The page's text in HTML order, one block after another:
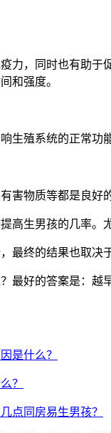
，同时也有助于
和强度。
殖系统的正常功
物质等都是良好
生男孩的几率。
终的结果也取决
好的答案是：越
是什么？
？
点同房易生男孩？